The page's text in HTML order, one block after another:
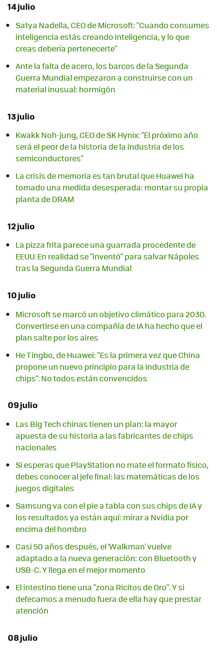
14 julio
Satya Nadella, CEO de Microsoft: "Cuando consumes
inteligencia estás creando inteligencia, y lo que
creas debería pertenecerte"
Ante la falta de acero, los barcos de la Segunda
Guerra Mundial empezaron a construirse con un
material inusual: hormigón
13 julio
Kwakk Noh-jung, CEO de SK Hynix: "El próximo año
será el peor de la historia de la industria de los
semiconductores"
La crisis de memoria es tan brutal que Huawei ha
tomado una medida desesperada: montar su propia
planta de DRAM
12 julio
La pizza frita parece una guarrada procedente de
EEUU. En realidad se "inventó" para salvar Nápoles
tras la Segunda Guerra Mundial
10 julio
Microsoft se marcó un objetivo climático para 2030.
Convertirse en una compañía de IA ha hecho que el
plan salte por los aires
He Tingbo, de Huawei: "Es la primera vez que China
propone un nuevo principio para la industria de
chips". No todos están convencidos
09 julio
Las Big Tech chinas tienen un plan: la mayor
apuesta de su historia a las fabricantes de chips
nacionales
Si esperas que PlayStation no mate el formato físico,
debes conocer al jefe final: las matemáticas de los
juegos digitales
Samsung va con el pie a tabla con sus chips de IA y
los resultados ya están aquí: mirar a Nvidia por
encima del hombro
Casi 50 años después, el 'Walkman' vuelve
adaptado a la nueva generación: con Bluetooth y
USB-C. Y llega en el mejor momento
El intestino tiene una "zona Ricitos de Oro". Y si
defecamos a menudo fuera de ella hay que prestar
atención
08 julio